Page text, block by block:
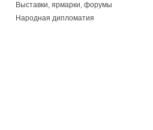
Выставки, ярмарки, форумы
Народная дипломатия